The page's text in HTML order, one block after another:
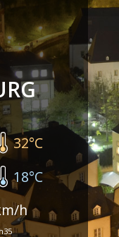
32°C
18°C
h